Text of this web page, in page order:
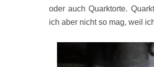
oder auch Quarktorte.
ich aber nicht so mag, weil